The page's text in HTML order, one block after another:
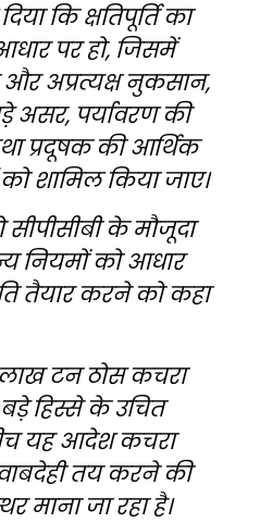
कि क्षतिपूर्ति का
पर हो, जिसमें
और अप्रत्यक्ष नुकसान,
असर, पर्यावरण की
प्रदूषक की आर्थिक
शामिल किया जाए।
सीपीसीबी के मौजूदा
नियमों को आधार
तैयार करने को कहा
टन ठोस कचरा
हिस्से के उचित
यह आदेश कचरा
तय करने की
माना जा रहा है।